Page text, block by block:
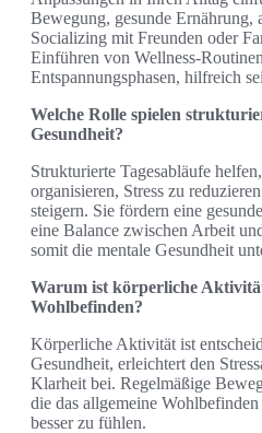
Bewegung, gesunde Ernährung,
Socializing mit Freunden oder
Einführen von Wellness-
Entspannungsphasen, hilfreich
Welche Rolle spielen
Gesundheit?
Strukturierte Tagesabläufe
organisieren, Stress zu
steigern. Sie fördern eine
eine Balance zwischen Arbeit
somit die mentale Gesundheit
Warum ist körperliche
Wohlbefinden?
Körperliche Aktivität ist
Gesundheit, erleichtert den
Klarheit bei. Regelmäßige
die das allgemeine
besser zu fühlen.